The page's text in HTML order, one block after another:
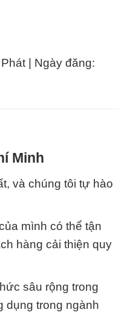
| Ngày đăng:
Minh
và chúng tôi tự hào
mình có thể tận
hàng cải thiện quy
sâu rộng trong
dụng trong ngành